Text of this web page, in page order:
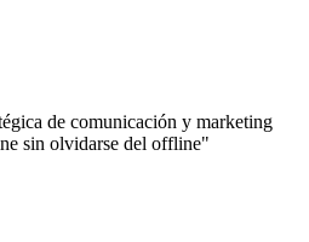
de comunicación y marketing
sin olvidarse del offline"